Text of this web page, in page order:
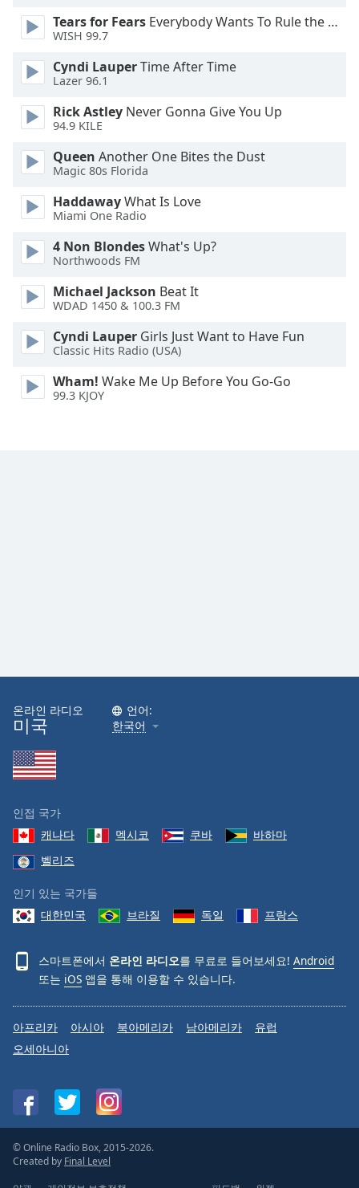
Edge
Style
Font
Family
Reset
Done
Close
Modal
dialog
window.
Tears for Fears Everybody Wants To Rule the World
WISH 99.7
Cyndi LauperTime After Time
Lazer 96.1
Rick Astley Never Gonna Give You Up
94.9 KILE
Queen Another One Bites the Dust
Magic 80s Florida
HaddawayWhat Is Love
Miami One Radio
4 Non BlondesWhat's Up?
Northwoods FM
Michael Jackson Beat It
WDAD 1450 & 100.3 FM
Cyndi Lauper Girls Just Want to Have Fun
Classic Hits Radio (USA)
Wham! Wake Me Up Before You Go-Go
99.3 KJOY
온라인 라디오
미국
언어:
한국어
인접 국가
캐나다
멕시코 쿠바
바하마
벨리즈
인기 있는 국가들
대한민국
브라질 독일 프랑스
스마트폰에서 온라인 라디오를 무료로 들어보세요! Android
또는 iOS 앱을 통해 이용할 수 있습니다.
아프리카 아시아 북아메리카 남아메리카
유럽
오세아니아
© Online Radio Box, 2015-2026.
Created by Final Level